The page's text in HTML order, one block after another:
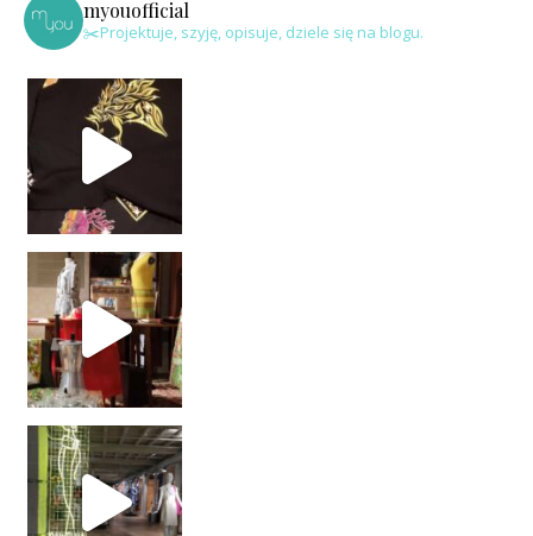
myouofficial
✂️Projektuje, szyję, opisuje, dziele się na blogu.